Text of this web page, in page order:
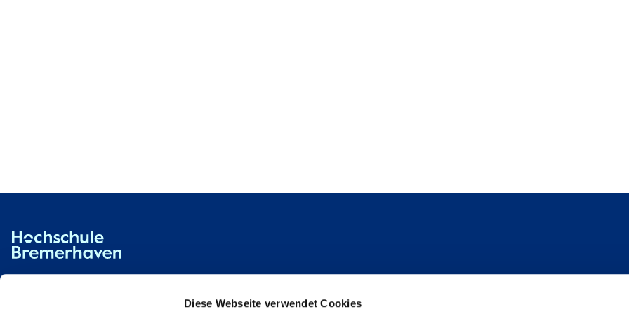
Diese Webseite verwendet Cookies